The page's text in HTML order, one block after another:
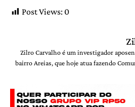
Post Views: 0
Zilro Carvalho é um investigador
bairro Areias, que hoje atua fazendo